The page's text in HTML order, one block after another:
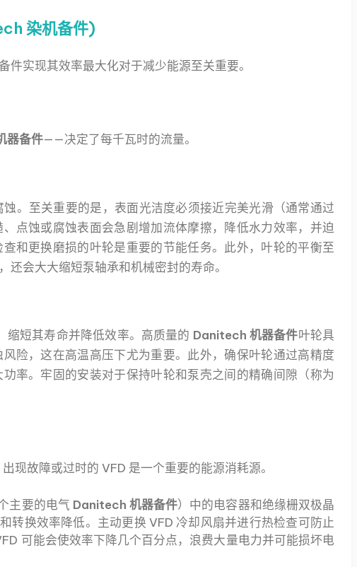
染机备件)
实现其效率最大化对于减少能源至关重要。
器备件——决定了每千瓦时的流量。
。至关重要的是，表面光洁度必须接近完美光滑（通常通过
点蚀或腐蚀表面会急剧增加流体摩擦，降低水力效率，并迫
和更换磨损的叶轮是重要的节能任务。此外，叶轮的平衡至
会大大缩短泵轴承和机械密封的寿命。
短其寿命并降低效率。高质量的 Danitech 机器备件叶轮具
险，这在高温高压下尤为重要。此外，确保叶轮通过高精度
率。牢固的安装对于保持叶轮和泵壳之间的精确间隙（称为
现故障或过时的 VFD 是一个重要的能源消耗源。
主要的电气 Danitech 机器备件）中的电容器和绝缘栅双极晶
转换效率降低。主动更换 VFD 冷却风扇并进行热检查可防止
可能会使效率下降几个百分点，浪费大量电力并可能损坏电